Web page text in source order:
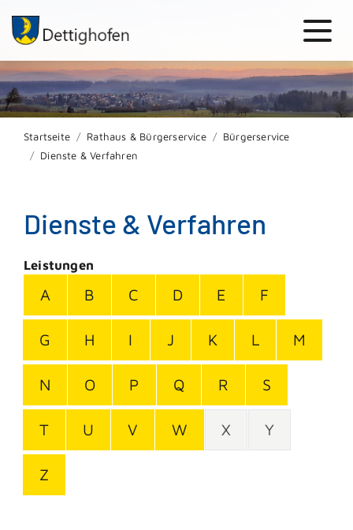
Startseite Rathaus & Bürgerservice
Bürgerservice
Dienste & Verfahren
Dienste & Verfahren
Leistungen
A B C D E F
G H I J K L M
N O P Q R S
T U V W X Y
Z